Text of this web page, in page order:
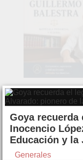
Goya recuerda
Inocencio
Educación y la
Generales